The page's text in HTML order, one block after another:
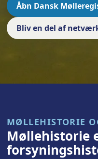
Åbn Dansk
Bliv en del af
MØLLEHISTORIE
Møllehistorie